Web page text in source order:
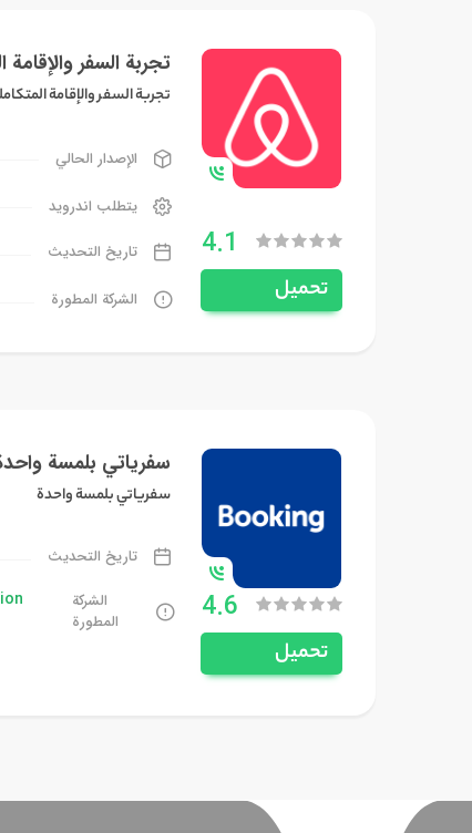
4.1
تحميل
تجربة السفر والإقامة
تجربة السفر والإقامة
الإصدار الحالي
يتطلب اندرويد
تاريخ التحديث
الشركة المطورة
4.6
تحميل
سفرياتي بلمسة
سفرياتي بلمسة واحدة
تاريخ التحديث
الشركة
المطورة